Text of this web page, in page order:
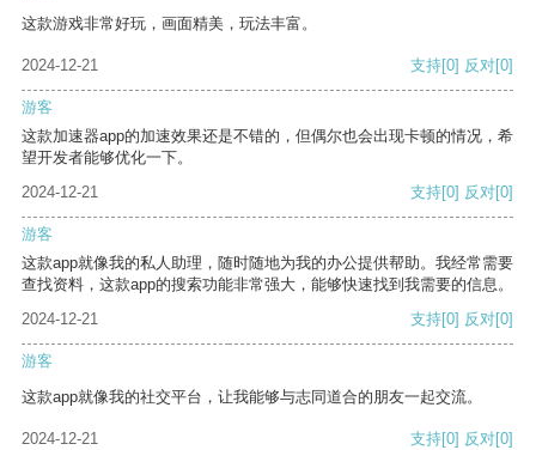
这款游戏非常好玩，画面精美，玩法丰富。
2024-12-21 支持[0] 反对[0]
游客
这款加速器app的加速效果还是不错的，但偶尔也会出现卡顿的情况，希
望开发者能够优化一下。
2024-12-21
支持[0] 反对[0]
游客
这款app就像我的私人助理，随时随地为我的办公提供帮助。我经常需要
查找资料，这款app的搜索功能非常强大，能够快速找到我需要的信息。
2024-12-21
支持[0] 反对[0]
游客
这款app就像我的社交平台，让我能够与志同道合的朋友一起交流。
2024-12-21 支持[0] 反对[0]